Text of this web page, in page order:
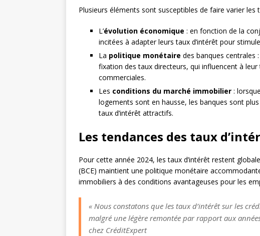
Plusieurs éléments sont susceptibles de faire varier les
L’évolution économique : en fonction de la
incitées à adapter leurs taux d’intérêt pour
La politique monétaire des banques centrales
fixation des taux directeurs, qui influencent à
commerciales.
Les conditions du marché immobilier :
logements sont en hausse, les banques sont
taux d’intérêt attractifs.
Les tendances des taux
Pour cette année 2024, les taux d’intérêt restent
(BCE) maintient une politique monétaire
immobiliers à des conditions avantageuses pour les
« Nous constatons que les taux d’intérêt sur les
malgré une légère remontée par rapport aux
chez CréditExpert